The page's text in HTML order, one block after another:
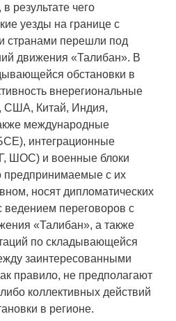
результате чего
уезды на границе с
странами перешли под
движения «Талибан». В
обстановки в
внерегиональные
США, Китай, Индия,
международные
интеграционные
ШОС) и военные блоки
с их
носят дипломатических
ведением переговоров с
«Талибан», а также
по складывающейся
заинтересованными
правило, не предполагают
коллективных действий
в регионе.